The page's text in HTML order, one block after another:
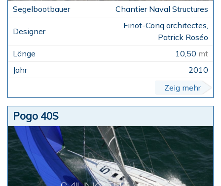
Chantier Naval Structures
Finot-Conq architectes,
Patrick Roséo
10,50 mt
2010
Zeig mehr
Pogo 40S